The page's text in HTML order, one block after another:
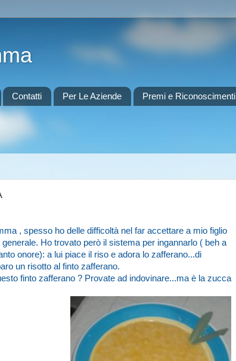
Contatti Per Le Aziende Premi e Riconoscimenti
, spesso ho delle difficoltà nel far accettare a mio figlio
Ho trovato però il sistema per ingannarlo ( beh a
onore): a lui piace il riso e adora lo zafferano...di
un risotto al finto zafferano.
finto zafferano ? Provate ad indovinare...ma è la zucca